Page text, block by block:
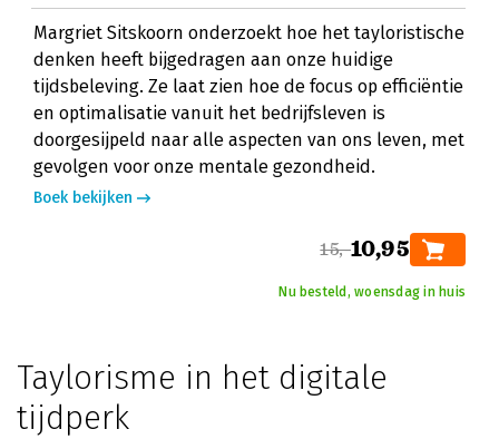
Margriet Sitskoorn onderzoekt hoe het tayloristische
denken heeft bijgedragen aan onze huidige
tijdsbeleving. Ze laat zien hoe de focus op efficiëntie
en optimalisatie vanuit het bedrijfsleven is
doorgesijpeld naar alle aspecten van ons leven, met
gevolgen voor onze mentale gezondheid.
Boek bekijken
15,-10,95
Nu besteld, woensdag in huis
Taylorisme in het digitale
tijdperk